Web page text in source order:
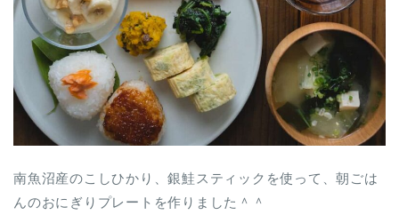
南魚沼産のこしひかり、銀鮭スティックを使って、朝ごは
んのおにぎりプレートを作りました＾＾